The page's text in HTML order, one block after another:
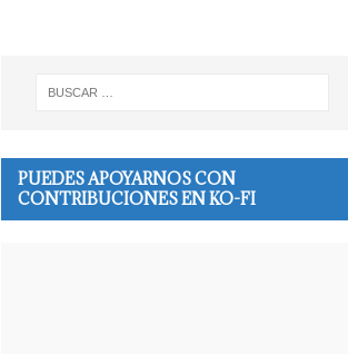
PUEDES APOYARNOS CON
CONTRIBUCIONES EN KO-FI